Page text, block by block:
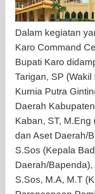
Dalam kegiatan
Karo Command
Bupati Karo
Tarigan, SP
Kurnia Putra
Daerah
Kaban, ST,
dan Aset Daerah/
S.Sos (Kepala
Daerah/Bapenda),
S.Sos, M.A, M.T